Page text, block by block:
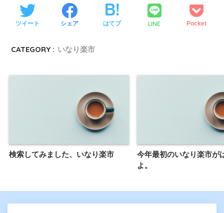
ツイート シェア はてブ LINE Pocket
CATEGORY : いなり楽市
検索してみました、いなり楽市
今年最初のいなり楽市が
よ。